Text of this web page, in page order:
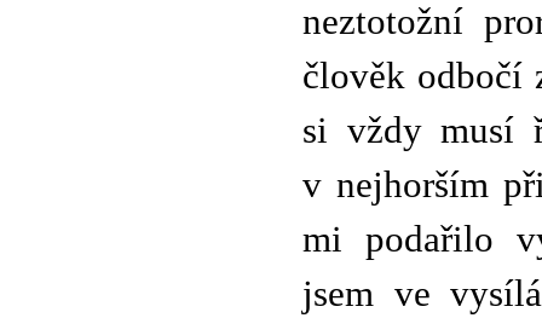
neztotožní
člověk odbočí
si vždy musí
v nejhorším
mi podařilo
jsem ve